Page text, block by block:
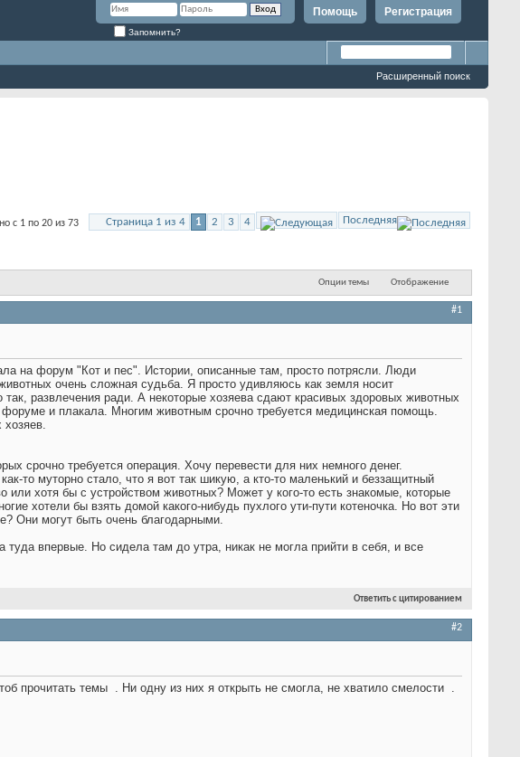
Регистрация
Помощь
Запомнить?
Расширенный поиск
Страница 1 из 4 1 2 3 4 Последняя
с 1 по 20 из 73
Опции темы Отображение
#1
на форум "Кот и пес". Истории, описанные там, просто потрясли. Люди
очень сложная судьба. Я просто удивляюсь как земля носит
развлечения ради. А некоторые хозяева сдают красивых здоровых животных
и плакала. Многим животным срочно требуется медицинская помощь.
срочно требуется операция. Хочу перевести для них немного денег.
то муторно стало, что я вот так шикую, а кто-то маленький и беззащитный
хотя бы с устройством животных? Может у кого-то есть знакомые, которые
хотели бы взять домой какого-нибудь пухлого ути-пути котеночка. Но вот эти
Они могут быть очень благодарными.
впервые. Но сидела там до утра, никак не могла прийти в себя, и все
Ответить с цитированием
#2
прочитать темы . Ни одну из них я открыть не смогла, не хватило смелости .